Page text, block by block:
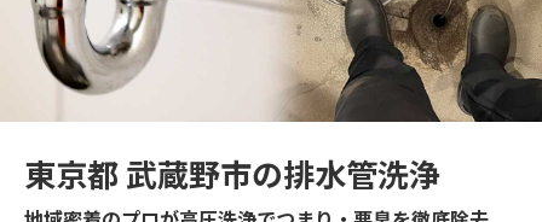
東京都 武蔵野市の排水管洗浄